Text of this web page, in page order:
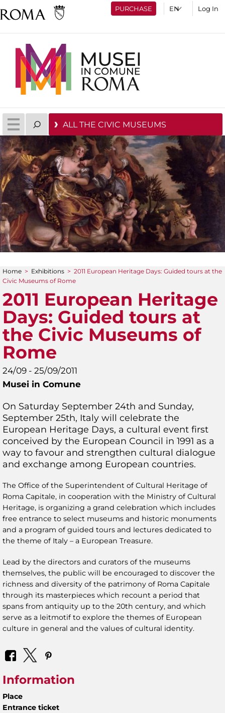
PURCHASE Log In
ALL THE CIVIC MUSEUMS
You are here
Home > Exhibitions > 2011 European Heritage Days: Guided tours at the
Civic Museums of Rome
2011 European Heritage
Days: Guided tours at
the Civic Museums of
Rome
24/09 - 25/09/2011
Musei in Comune
On Saturday September 24th and Sunday,
September 25th, Italy will celebrate the
European Heritage Days, a cultural event first
conceived by the European Council in 1991 as a
way to favour and strengthen cultural dialogue
and exchange among European countries.
The Office of the Superintendent of Cultural Heritage of
Roma Capitale, in cooperation with the Ministry of Cultural
Heritage, is organizing a grand celebration which includes
free entrance to select museums and historic monuments
and a program of guided tours and lectures dedicated to
the theme of Italy – a European Treasure.
Lead by the directors and curators of the museums
themselves, the public will be encouraged to discover the
richness and diversity of the patrimony of Roma Capitale
through its masterpieces which recount a period that
spans from antiquity up to the 20th century, and which
serve as a leitmotif to explore the themes of European
culture in general and the values of cultural identity.
Information
Place
Entrance ticket